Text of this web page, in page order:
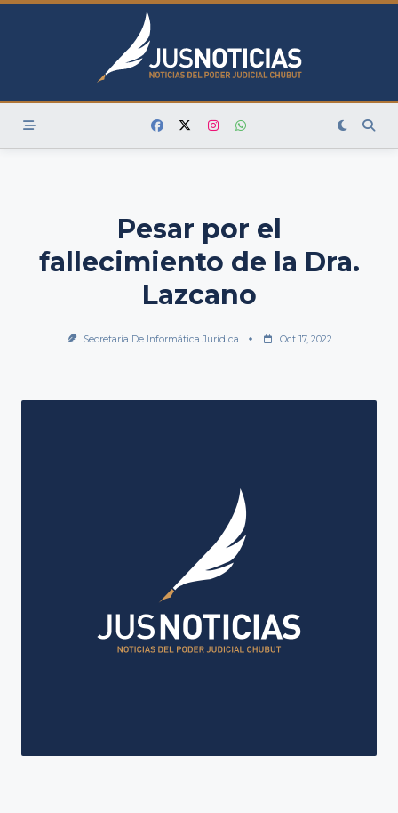
Skip
Pesar por el
fallecimiento de la Dra.
Lazcano
Secretaría De Informática Jurídica Oct 17, 2022